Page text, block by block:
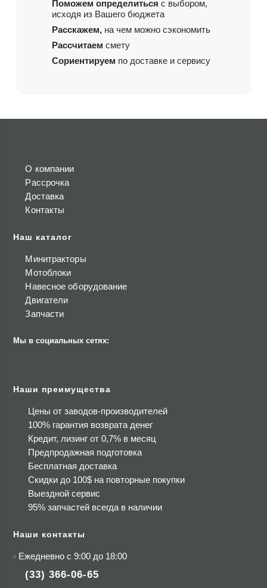
Поможем определитьсяс выбором,
исходя из Вашего бюджета
Расскажем, на чем можно сэкономить
Рассчитаемсмету
Сориентируем по доставке и сервису
О компании
Рассрочка
Доставка
Контакты
Наш каталог
Минитракторы
Мотоблоки
Навесное оборудование
Двигатели
Запчасти
Мы в социальных сетях:
Наши преимущества
Цены от заводов-производителей
100% гарантия возврата денег
Кредит, лизинг от 0,7% в месяц
Предпродажная подготовка
Бесплатная доставка
Скидки до 100$ на повторные покупки
Выездной сервис
95% запчастей всегда в наличии
Наши контакты
Ежедневно с 9:00 до 18:00
(33) 366-06-65